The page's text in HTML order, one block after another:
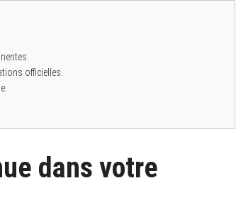
officielles.
dans votre